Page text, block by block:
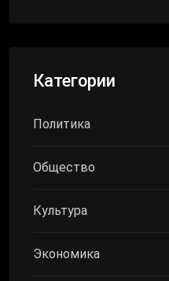
Категории
Политика
Общество
Культура
Экономика